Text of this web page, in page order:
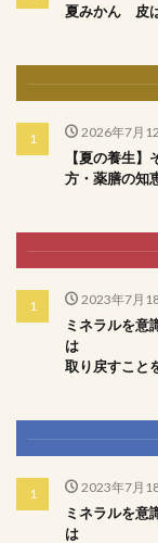
夏みかん 皮
2026年7月
【夏の養生
方・薬膳の知
2023年7月
ミネラルを意
は 簡
取り戻す
2023年7月
ミネラルを意
は 簡